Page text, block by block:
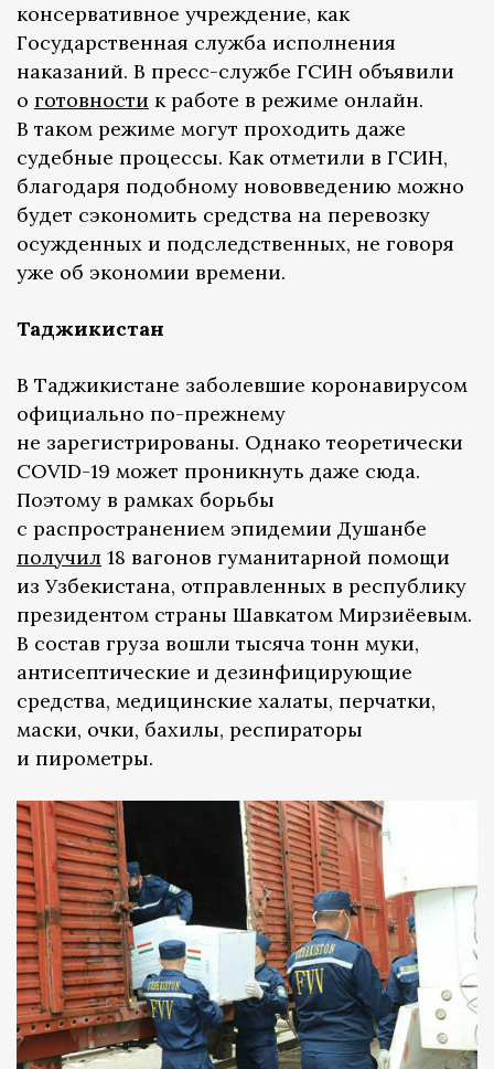
консервативное учреждение, как
Государственная служба исполнения
наказаний. В пресс-службе ГСИН объявили
о готовности к работе в режиме онлайн.
В таком режиме могут проходить даже
судебные процессы. Как отметили в ГСИН,
благодаря подобному нововведению можно
будет сэкономить средства на перевозку
осужденных и подследственных, не говоря
уже об экономии времени.
Таджикистан
В Таджикистане заболевшие коронавирусом
официально по-прежнему
не зарегистрированы. Однако теоретически
COVID-19 может проникнуть даже сюда.
Поэтому в рамках борьбы
с распространением эпидемии Душанбе
получил 18 вагонов гуманитарной помощи
из Узбекистана, отправленных в республику
президентом страны Шавкатом Мирзиёевым.
В состав груза вошли тысяча тонн муки,
антисептические и дезинфицирующие
средства, медицинские халаты, перчатки,
маски, очки, бахилы, респираторы
и пирометры.